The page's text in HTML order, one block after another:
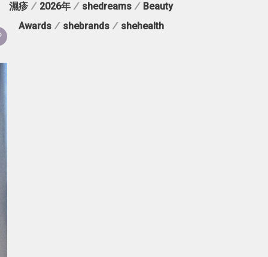
濕疹 / 2026年 / shedreams / Beauty
Awards/ shebrands/ shehealth